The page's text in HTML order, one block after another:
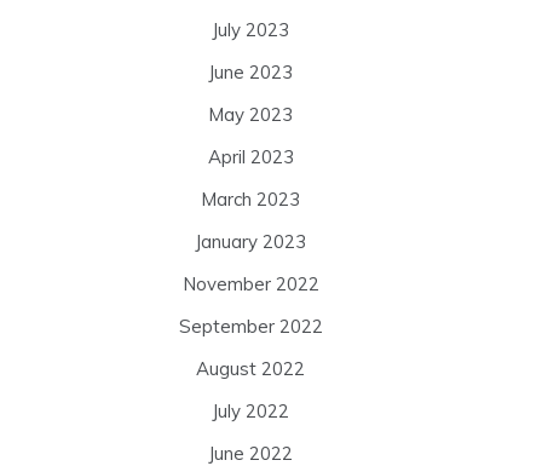
July 2023
June 2023
May 2023
April 2023
March 2023
January 2023
November 2022
September 2022
August 2022
July 2022
June 2022